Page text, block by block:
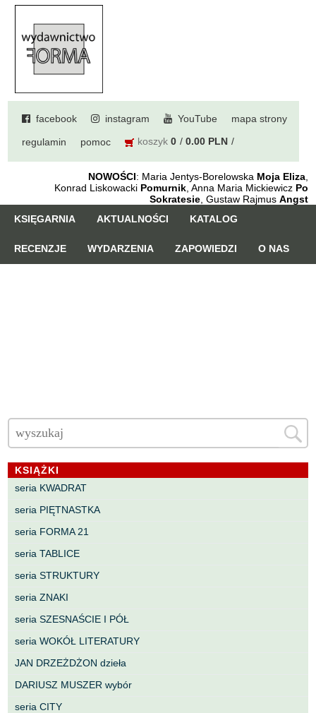
facebook instagram YouTube mapa strony
regulamin pomoc koszyk 0 0.00 PLN
NOWOŚCI: Maria Jentys-Borelowska Moja Eliza,
Konrad Liskowacki Pomurnik, Anna Maria Mickiewicz Po
Sokratesie, Gustaw Rajmus Angst
KSIĘGARNIA
AKTUALNOŚCI KATALOG
RECENZJE WYDARZENIA ZAPOWIEDZI O NAS
KSIĄŻKI
seria KWADRAT
seria PIĘTNASTKA
seria FORMA 21
seria TABLICE
seria STRUKTURY
seria ZNAKI
seria SZESNAŚCIE I PÓŁ
seria WOKÓŁ LITERATURY
JAN DRZEŻDŻON dzieła
DARIUSZ MUSZER wybór
seria CITY